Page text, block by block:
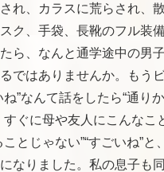
れ、カラスに荒らされ、
ク、手袋、長靴のフル装
ら、なんと通学途中の男
ではありませんか。もう
”なんて話をしたら“通り
ぐに母や友人にこんなこ
とじゃない”“すごいね”と
なりました。私の息子も